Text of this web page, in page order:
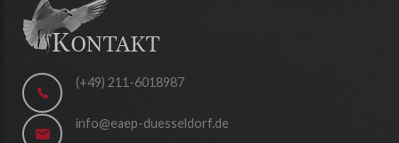
(+49) 211-6018987
info@eaep-duesseldorf.de